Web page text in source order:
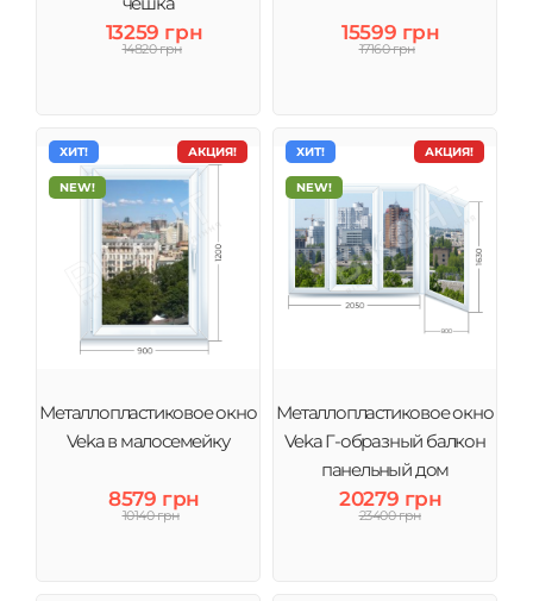
13259 грн
14820 грн
15599 грн
17160 грн
АКЦИЯ!
ХИТ!
NEW!
Металлопластиковое окно
Veka в малосемейку
8579 грн
10140 грн
АКЦИЯ!
ХИТ!
NEW!
Металлопластиковое окно
Veka Г-образный балкон
панельный дом
20279 грн
23400 грн